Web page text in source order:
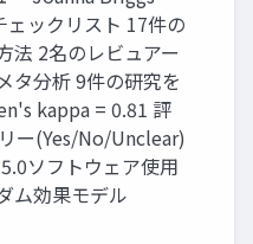
ックリスト 17件の
法 2名のレビュアー
タ分析 9件の研究を
kappa = 0.81 評
ー(Yes/No/Unclear)
ソフトウェア使用
ム効果モデル